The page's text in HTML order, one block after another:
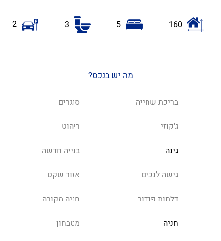
160
5
3
2
מה יש בנכס?
בריכת שחייה סוגרים
ג'קוזי ריהוט
גינה בנייה חדשה
גישה לנכים אזור שקט
דלתות פנדור חניה מקורה
חניה מטבחון